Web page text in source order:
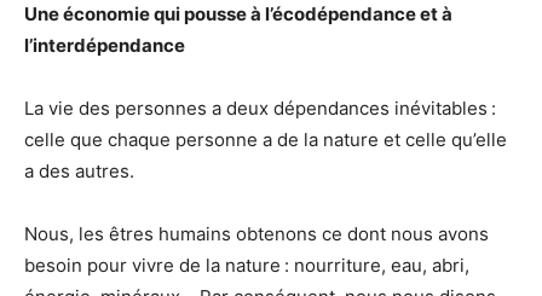
Une économie qui pousse à l’écodépendance et à
l’interdépendance
La vie des personnes a deux dépendances inévitables :
celle que chaque personne a de la nature et celle qu’elle
a des autres.
Nous, les êtres humains obtenons ce dont nous avons
besoin pour vivre de la nature : nourriture, eau, abri,